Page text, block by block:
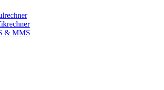
& MMS